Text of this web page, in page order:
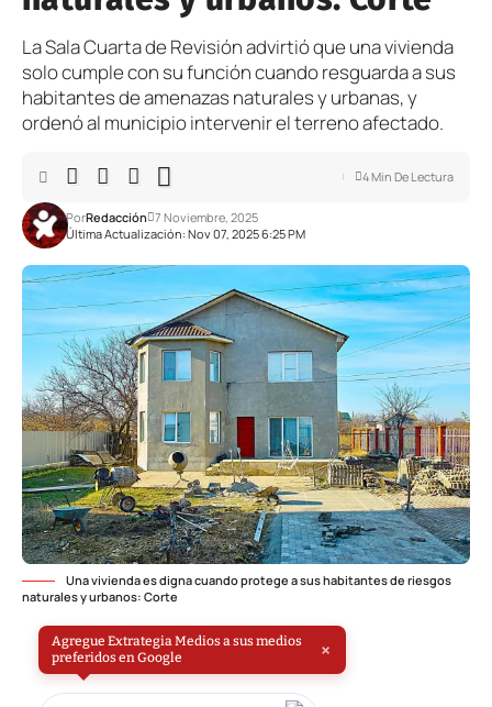
La Sala Cuarta de Revisión advirtió que una vivienda
solo cumple con su función cuando resguarda a sus
habitantes de amenazas naturales y urbanas, y
ordenó al municipio intervenir el terreno afectado.
Última Actualización: Nov 07, 2025 6:25 PM
PorRedacción 7 Noviembre, 2025
4 Min De Lectura
Una vivienda es digna cuando protege a sus habitantes de riesgos
naturales y urbanos: Corte
Agregue Extrategia Medios a sus medios
preferidos en Google
×